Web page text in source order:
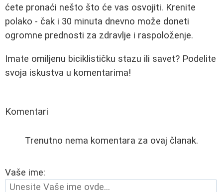
ćete pronaći nešto što će vas osvojiti. Krenite
polako - čak i 30 minuta dnevno može doneti
ogromne prednosti za zdravlje i raspoloženje.
Imate omiljenu biciklističku stazu ili savet? Podelite
svoja iskustva u komentarima!
Komentari
Trenutno nema komentara za ovaj članak.
Vaše ime: